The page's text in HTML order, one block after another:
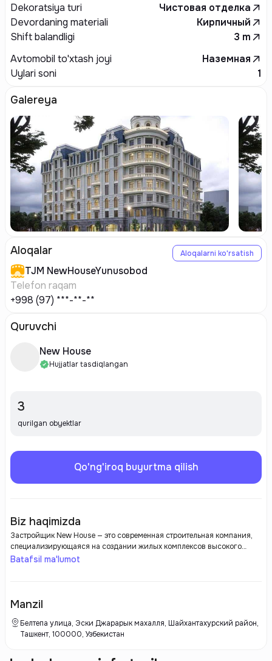
Dekoratsiya turi
Чистовая отделка
Devordaning materiali
Кирпичный
Shift balandligi
3 m
Avtomobil to'xtash joyi
Наземная
Uylari soni
1
Galereya
Aloqalar Aloqalarni ko'rsatish
TJM NewHouseYunusobod
Telefon raqam
+998 (97) ***-**-**
Quruvchi
New House
Hujjatlar tasdiqlangan
3
qurilgan obyektlar
Qo'ng'iroq buyurtma qilish
Biz haqimizda
Застройщик New House — это современная строительная компания,
специализирующаяся на создании жилых комплексов высокого
качества. Компания известна своим вниманием к деталям,
надежные и стильные решения для комфортного проживания.
Batafsil ma'lumot
Manzil
Белтепа улица, Эски Джарарык махалля, Шайхантахурский район,
Ташкент, 100000, Узбекистан